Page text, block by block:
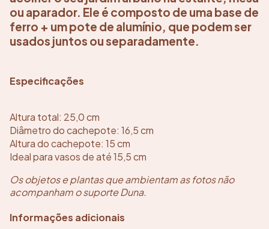
ou aparador. Ele é composto de uma base de
ferro + um pote de alumínio, que podem ser
usados juntos ou separadamente.
Especificações
Altura total: 25,0 cm
Diâmetro do cachepote: 16,5 cm
Altura do cachepote: 15 cm
Ideal para vasos de até 15,5 cm
Os objetos e plantas que ambientam as fotos não
acompanham o suporte Duna.
Informações adicionais